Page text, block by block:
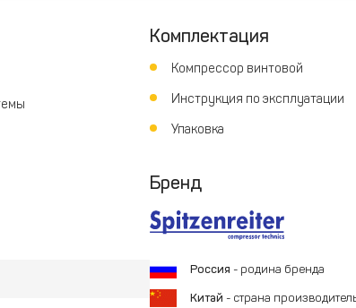
прекратит работу по
Комплектация
Компрессор винтовой
Инструкция по эксплуатации
Упаковка
Бренд
Россия - родина бренда
Китай - страна